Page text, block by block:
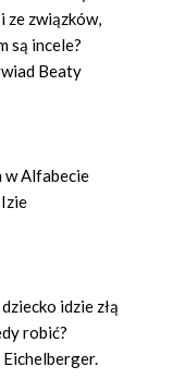
ze związków,
są incele?
Beaty
w Alfabecie
idzie złą
robić?